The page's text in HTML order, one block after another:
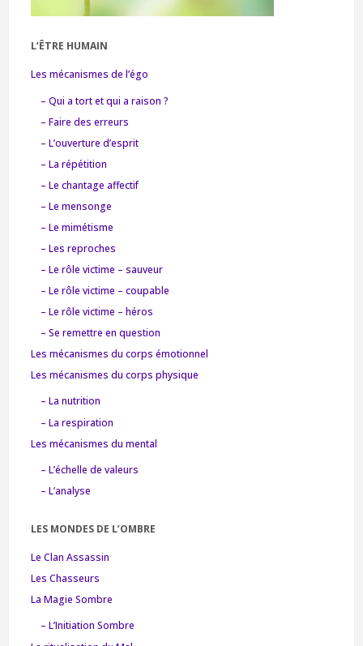
L’ÊTRE HUMAIN
Les mécanismes de l’égo
– Qui a tort et qui a raison ?
– Faire des erreurs
– L’ouverture d’esprit
– La répétition
– Le chantage affectif
– Le mensonge
– Le mimétisme
– Les reproches
– Le rôle victime – sauveur
– Le rôle victime – coupable
– Le rôle victime – héros
– Se remettre en question
Les mécanismes du corps émotionnel
Les mécanismes du corps physique
– La nutrition
– La respiration
Les mécanismes du mental
– L’échelle de valeurs
– L’analyse
LES MONDES DE L’OMBRE
Le Clan Assassin
Les Chasseurs
La Magie Sombre
– L’Initiation Sombre